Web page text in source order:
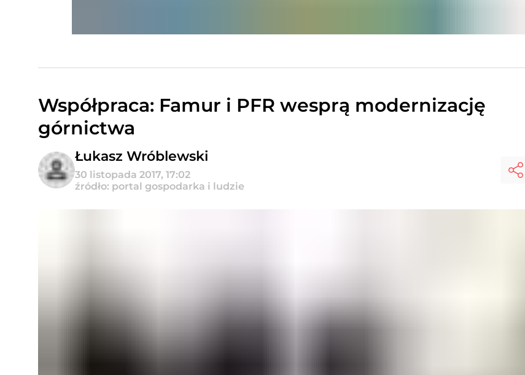
Współpraca: Famur i PFR wesprą modernizację
górnictwa
Łukasz Wróblewski
30 listopada 2017, 17:02
źródło: portal gospodarka i ludzie